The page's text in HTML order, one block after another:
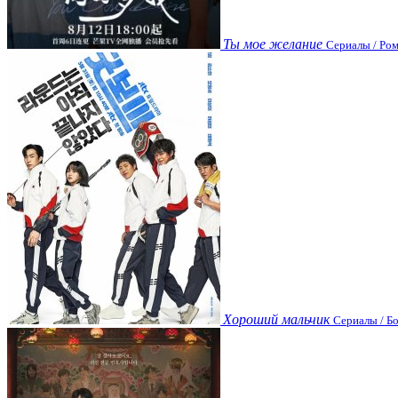
Ты мое желание Сериалы /
Хороший мальчик Сериалы /